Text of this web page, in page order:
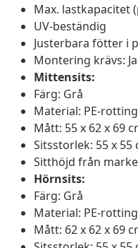
Max. lastkapacitet
UV-beständig
Justerbara fötter i
Montering krävs: Ja
Mittensits:
Färg: Grå
Material: PE-
Mått: 55 x 62 x 69
Sitsstorlek: 55 x 55
Sitthöjd från
Hörnsits:
Färg: Grå
Material: PE-
Mått: 62 x 62 x 69